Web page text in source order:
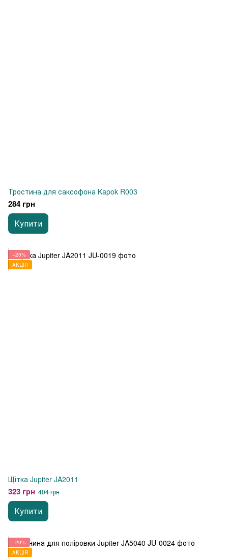
Тростина для саксофона Kapok R003
284 грн
Купити
−20%
АКЦІЯ
Щітка Jupiter JA2011
323 грн 404 грн
Купити
−20%
АКЦІЯ